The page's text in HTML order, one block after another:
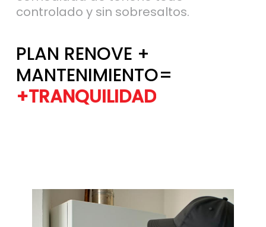
MANTENIMIENTO=
+TRANQUILIDAD
+EFICIENCIA